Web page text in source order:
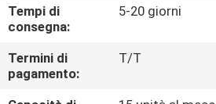
NOTIZIE
RICHIEDA
Tempi di
consegna:
5-20 giorni
Termini di
pagamento:
T/T